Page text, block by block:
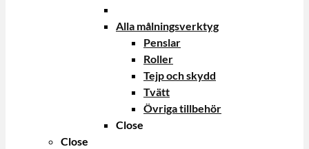
Alla målningsverktyg
Penslar
Roller
Tejp och skydd
Tvätt
Övriga tillbehör
Close
Close